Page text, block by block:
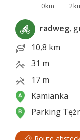
0km
radweg,
10,8 km
31 m
17 m
Kamianka
Parking